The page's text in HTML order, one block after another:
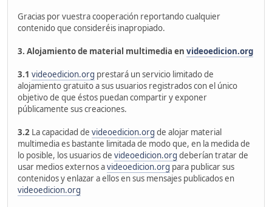
Gracias por vuestra cooperación reportando cualquier
contenido que consideréis inapropiado.
3. Alojamiento de material multimedia en videoedicion.org
3.1 videoedicion.org prestará un servicio limitado de
alojamiento gratuito a sus usuarios registrados con el único
objetivo de que éstos puedan compartir y exponer
públicamente sus creaciones.
3.2 La capacidad de videoedicion.org de alojar material
multimedia es bastante limitada de modo que, en la medida de
lo posible, los usuarios de videoedicion.org deberían tratar de
usar medios externos avideoedicion.org para publicar sus
contenidos y enlazar a ellos en sus mensajes publicados en
videoedicion.org